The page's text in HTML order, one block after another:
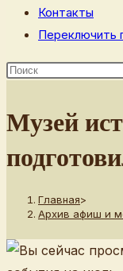
Контакты
Переключить
Музей
Главная>
Архив афиш и